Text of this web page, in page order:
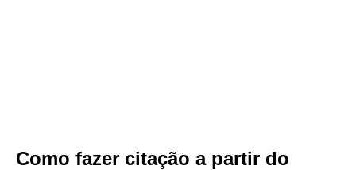
Como fazer citação a partir do